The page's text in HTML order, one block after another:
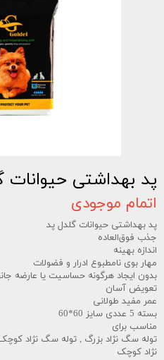
پد بهداشتی حیوانات
اتمام موجودی
پد بهداشتی حیوانات گلدل پد
جذب فوق‌العاده
اندازه بهینه
مهار بوی نامطبوع ادرار و فضولات
بدون ایجاد هرگونه حساسیت یا عارضه
تعویض آسان
عمر مفید طولانی
بسته 5 عددی سایز 60*60
مناسب برای
توله سگ نژاد بزرگ , توله سگ نژاد
نژاد کوچک